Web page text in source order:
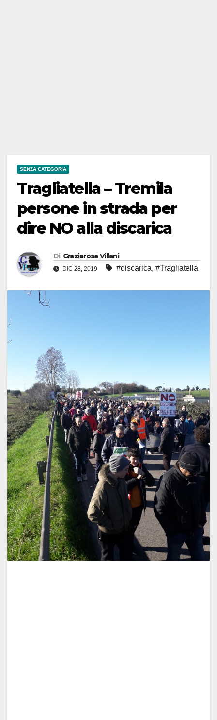
SENZA CATEGORIA
Tragliatella – Tremila
persone in strada per
dire NO alla discarica
Di Graziarosa Villani
DIC 28, 2019 #discarica, #Tragliatella